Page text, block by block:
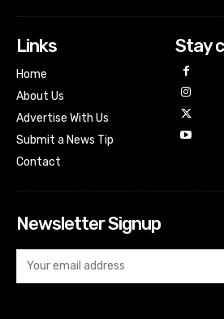
Links
Home
About Us
Advertise With Us
Submit a News Tip
Contact
Stay
Newsletter Signup